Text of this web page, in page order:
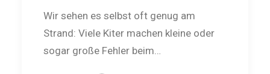
Wir sehen es selbst oft genug am
Strand: Viele Kiter machen kleine oder
sogar große Fehler beim…